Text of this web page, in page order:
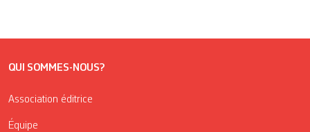
QUI SOMMES-NOUS?
Association éditrice
Équipe